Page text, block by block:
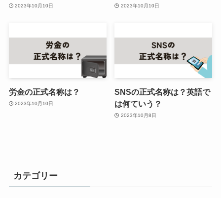
2023年10月10日 2023年10月10日
労金の正式名称は？
2023年10月10日
SNSの正式名称は？英語で
は何ていう？
2023年10月8日
カテゴリー